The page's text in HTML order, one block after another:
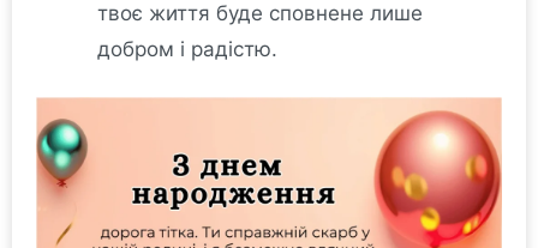
твоє життя буде сповнене лише
добром і радістю.